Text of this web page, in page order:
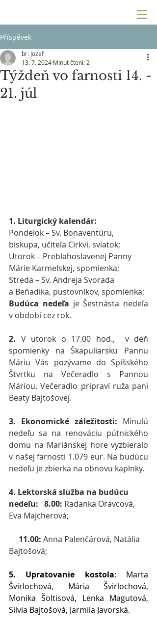
Příspěvek
Týždeň vo farnosti 14. -
21. júl
br. Jozef
13. 7. 2024 Minut čtení: 2
1. Liturgický kalendár:
Pondelok – Sv. Bonaventúru,
biskupa, učiteľa Cirkvi, sviatok;
Utorok – Preblahoslavenej Panny
Márie Karmelskej, spomienka;
Streda – Sv. Andreja Svorada
a Beňadika, pustovníkov, spomienka;
Budúca nedeľa je Šestnásta nedeľa
v období cez rok.
2. V utorok o 17.00 hod.,  v deň
spomienky na Škapuliarsku Pannu
Máriu Vás pozývame do Spišského
Štvrtku na Večeradlo s Pannou
Máriou. Večeradlo pripraví ruža pani
Beaty Bajtošovej.
3. Ekonomické záležitosti: Minulú
nedeľu sa na renováciu pútnického
domu na Mariánskej hore vyzbieralo
v našej farnosti 1.079 eur. Na budúcu
nedeľu je zbierka na obnovu kaplnky.
4. Lektorská služba na budúcu
nedeľu:   8.00: Radanka Oravcová,
Eva Majcherová;
     11.00:
Anna Palenčárová, Natália
Bajtošová;
5. Upratovanie kostola: Marta
Švirlochová, Mária Švirlochová,
Monika Šoltisová, Lenka Magutová,
Silvia Bajtošová, Jarmila Javorská.